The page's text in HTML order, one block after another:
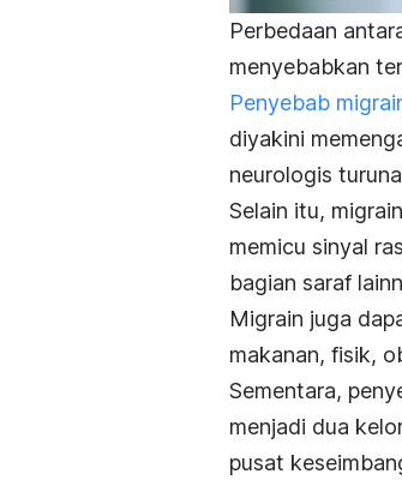
Perbedaan
menyebabkan
Penyebab
diyakini
neurologis
Selain itu,
memicu sinyal
bagian saraf
Migrain juga
makanan, fisik,
Sementara,
menjadi dua
pusat